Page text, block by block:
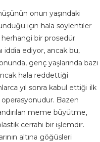
onun yaşındaki
için hala söylentiler
bir prosedür
iddia ediyor, ancak bu,
genç yaşlarında bazı
hala reddettiği
yıl sonra kabul ettiği ilk
operasyonudur. Bazen
meme büyütme,
cerrahi bir işlemdir.
altına göğüsleri